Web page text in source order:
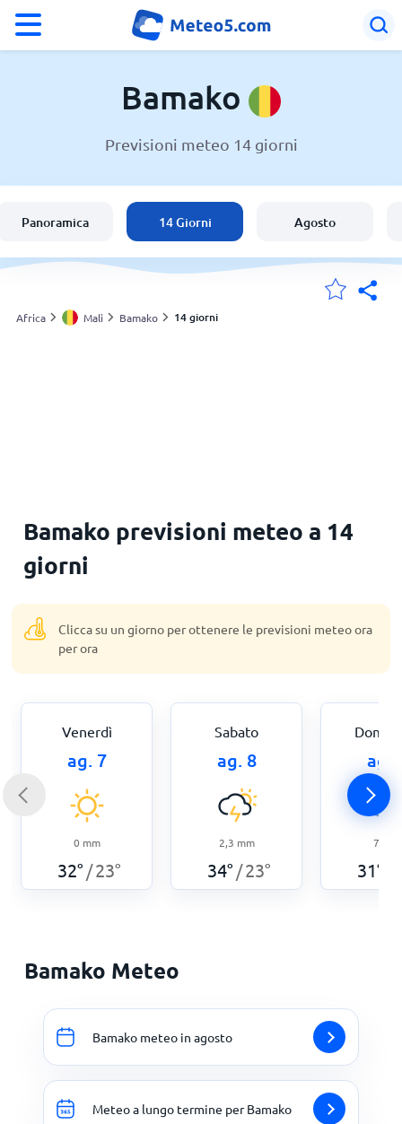
Meteo a Bamako
Italia
Svizzera
Bamako
Previsioni meteo 14 giorni
Panoramica 14 Giorni Agosto
Africa Mali Bamako 14 giorni
Bamako previsioni meteo a 14
giorni
Clicca su un giorno per ottenere le previsioni meteo ora
per ora
Venerdì
ag. 7
0 mm
32° /23°
Sabato
ag. 8
2,3 mm
34° /23°
ag.
7
31°
Bamako Meteo
Bamako meteo in agosto
Meteo a lungo termine per Bamako